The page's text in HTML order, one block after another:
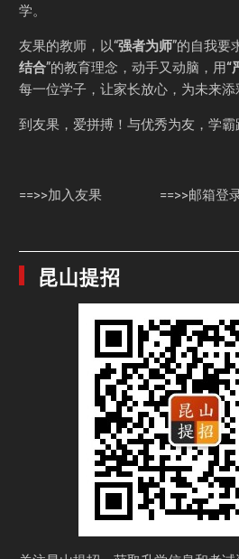
学。
友果的教师，以“强者为师”的自我要
结合”的教育理念，动手又动脑，用“
每一位学子，让家长放心，为未来添
到友果，爱拼搏！与优秀为友，学霸
==>>加入友果 ==>>邮箱登
昆山提招